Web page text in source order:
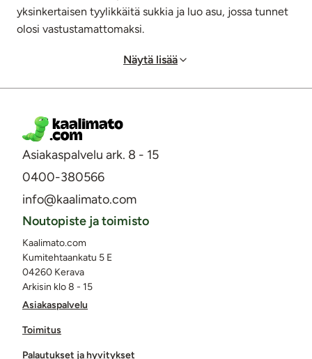
yksinkertaisen tyylikkäitä sukkia ja luo asu, jossa tunnet
olosi vastustamattomaksi.
Näytä lisää
Asiakaspalvelu ark. 8 - 15
0400-380566
info@kaalimato.com
Asiakaspalvelu
Toimitus
Palautukset ja hyvitykset
Noutopiste ja toimisto
Kaalimato.com
Kumitehtaankatu 5 E
04260 Kerava
Arkisin klo 8 - 15